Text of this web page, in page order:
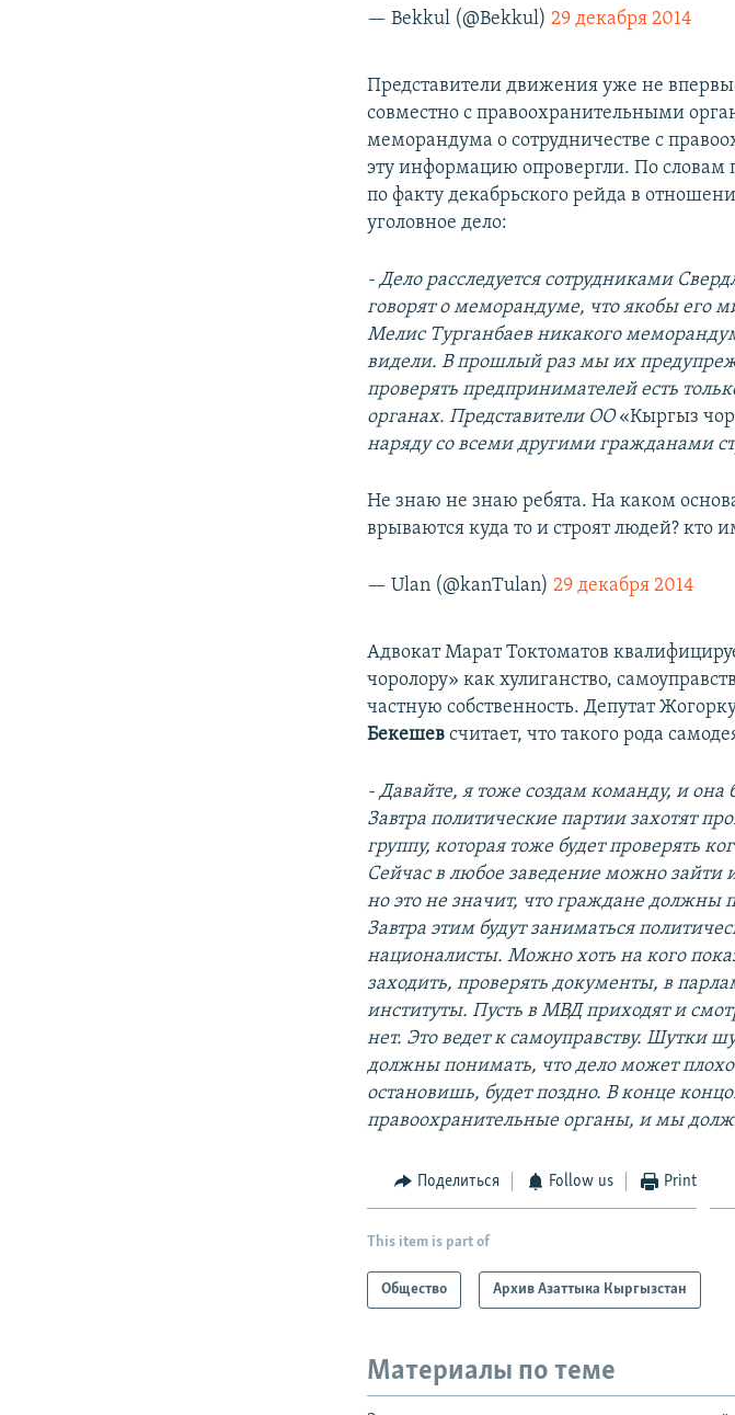
— Bekkul (@Bekkul)29 декабря 2014
Представители движения уже не
совместно с правоохранительными
меморандума о сотрудничестве с
эту информацию опровергли. По словам
по факту декабрьского рейда в
уголовное дело:
- Дело расследуется сотрудниками
говорят о меморандуме, что якобы его
Мелис Турганбаев никакого
видели. В прошлый раз мы их
проверять предпринимателей есть
органах. Представители ОО«Кыргыз
наряду со всеми другими гражданами
Не знаю не знаю ребята. На каком
врываются куда то и строят людей? кто
— Ulan (@kanTulan)29 декабря 2014
​Адвокат Марат Токтоматов
чоролору» как хулиганство,
частную собственность. Депутат
Бекешев считает, что такого рода
- Давайте, я тоже создам команду, и она
Завтра политические партии захотят
группу, которая тоже будет проверять
Сейчас в любое заведение можно
но это не значит, что граждане должны
Завтра этим будут заниматься
националисты. Можно хоть на кого
заходить, проверять документы, в
институты. Пусть в МВД приходят и
нет. Это ведет к самоуправству. Шутки
должны понимать, что дело может
остановишь, будет поздно. В конце
правоохранительные органы, и мы
Поделиться Follow us Print
This item is part of
Общество Архив Азаттыка Кыргызстан
Материалы по теме